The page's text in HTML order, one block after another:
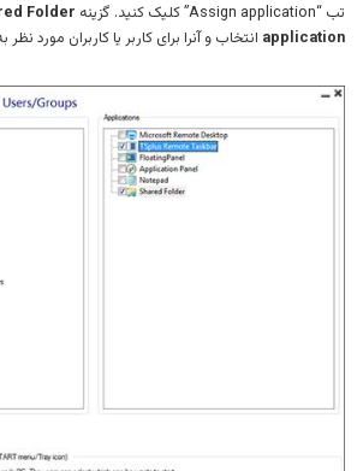
تب “Assign application” کلیک کنید. گزینه
Folder
application انتخاب و آنرا برای کاربر یا کاربران مورد